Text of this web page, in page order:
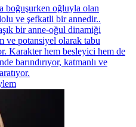
boğuşurken oğluyla olan
ve şefkatli bir annedir..
bir anne-oğul dinamiği
ve potansiyel olarak tabu
Karakter hem besleyici hem de
barındırıyor, katmanlı ve